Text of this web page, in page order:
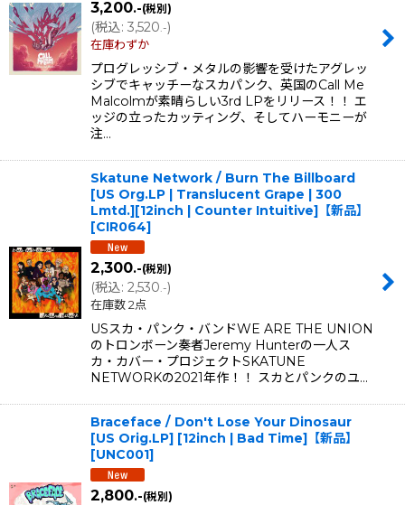
3,200.-(税別)
(税込: 3,520.-)
在庫わずか
プログレッシブ・メタルの影響を受けたアグレッ
シブでキャッチーなスカパンク、英国のCall Me
Malcolmが素晴らしい3rd LPをリリース！！ エ
ッジの立ったカッティング、そしてハーモニーが
注…
Skatune Network / Burn The Billboard
[US Org.LP | Translucent Grape | 300
Lmtd.][12inch | Counter Intuitive]【新品】
[CIR064]
2,300.-(税別)
(税込: 2,530.-)
在庫数 2点
USスカ・パンク・バンドWE ARE THE UNION
のトロンボーン奏者Jeremy Hunterの一人ス
カ・カバー・プロジェクトSKATUNE
NETWORKの2021年作！！ スカとパンクのユ…
Braceface / Don't Lose Your Dinosaur
[US Orig.LP] [12inch | Bad Time]【新品】
[UNC001]
2,800.-(税別)